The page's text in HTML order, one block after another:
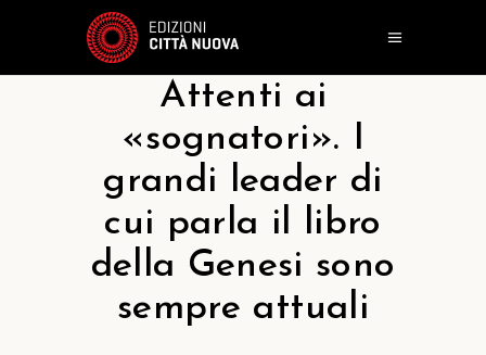
Attenti ai
«sognatori». I
grandi leader di
cui parla il libro
della Genesi sono
sempre attuali